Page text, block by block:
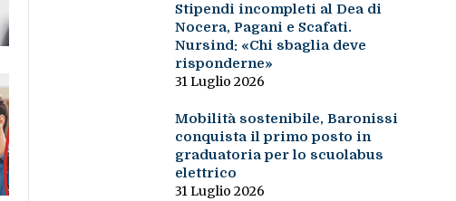
Stipendi incompleti al Dea di
Nocera, Pagani e Scafati.
Nursind: «Chi sbaglia deve
risponderne»
31 Luglio 2026
Mobilità sostenibile, Baronissi
conquista il primo posto in
graduatoria per lo scuolabus
elettrico
31 Luglio 2026